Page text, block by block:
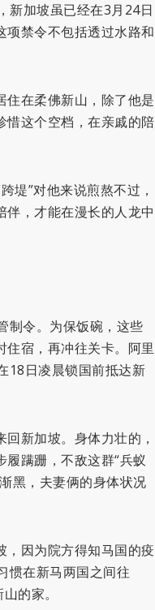
新加坡虽已经在3月24日
项禁令不包括透过水路和
住在柔佛新山，除了他是
惜这个空档，在亲戚的陪
堤”对他来说煎熬不过，
，才能在漫长的人龙中
制令。为保饭碗，这些
宿，再冲往关卡。阿里
18日凌晨锁国前抵达新
新加坡。身体力壮的，
蹒跚，不敌这群“兵蚁
黑，夫妻俩的身体状况
，因为院方得知马国的疫
惯在新马两国之间往
的家。